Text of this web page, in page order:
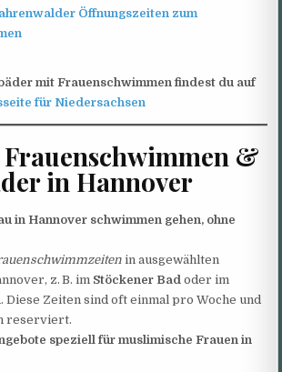
Öffnungszeiten zum
mit Frauenschwimmen findest du auf
für Niedersachsen
Frauenschwimmen &
in Hannover
in Hannover schwimmen gehen, ohne
in ausgewählten
z. B. im Stöckener Bad oder im
. Diese Zeiten sind oft einmal pro Woche und
reserviert.
speziell für muslimische Frauen in